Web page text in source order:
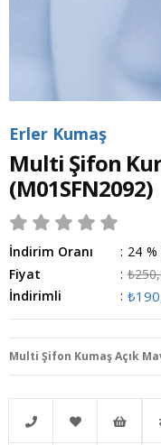
Erler Kumaş
Multi Şifon
(M01SFN2092)
İndirim Oranı : %
24
Fiyat
:
İndirimli
:
Multi Şifon Kumaş Açık